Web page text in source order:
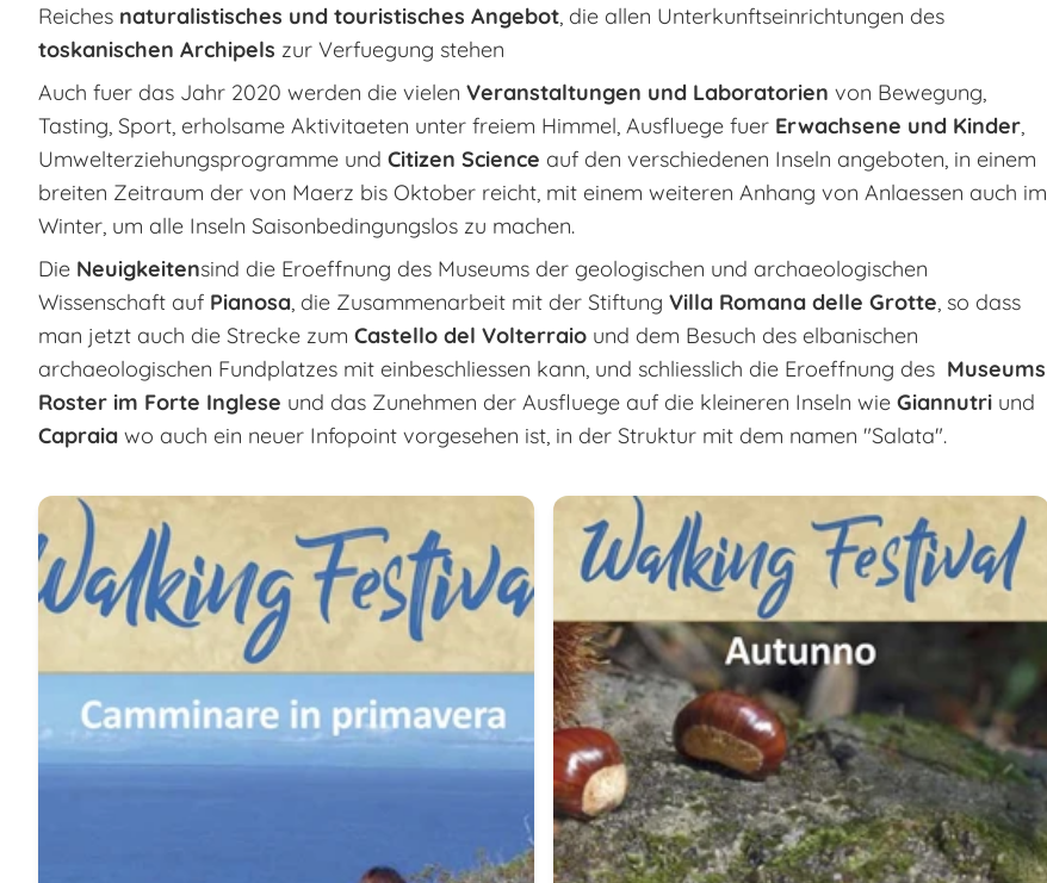
Reiches naturalistisches und touristisches Angebot, die allen Unterkunftseinrichtungen des
toskanischen Archipels zur Verfuegung stehen
Auch fuer das Jahr 2020 werden die vielen Veranstaltungen und Laboratorien von Bewegung,
Tasting, Sport, erholsame Aktivitaeten unter freiem Himmel, Ausfluege fuer Erwachsene und Kinder,
Umwelterziehungsprogramme und Citizen Science auf den verschiedenen Inseln angeboten, in einem
breiten Zeitraum der von Maerz bis Oktober reicht, mit einem weiteren Anhang von Anlaessen auch im
Winter, um alle Inseln Saisonbedingungslos zu machen.
Die Neuigkeitensind die Eroeffnung des Museums der geologischen und archaeologischen
Wissenschaft auf Pianosa, die Zusammenarbeit mit der Stiftung Villa Romana delle Grotte, so dass
man jetzt auch die Strecke zum Castello del Volterraio und dem Besuch des elbanischen
archaeologischen Fundplatzes mit einbeschliessen kann, und schliesslich die Eroeffnung des Museums
Roster im Forte Inglese und das Zunehmen der Ausfluege auf die kleineren Inseln wie Giannutri und
Capraia wo auch ein neuer Infopoint vorgesehen ist, in der Struktur mit dem namen "Salata".